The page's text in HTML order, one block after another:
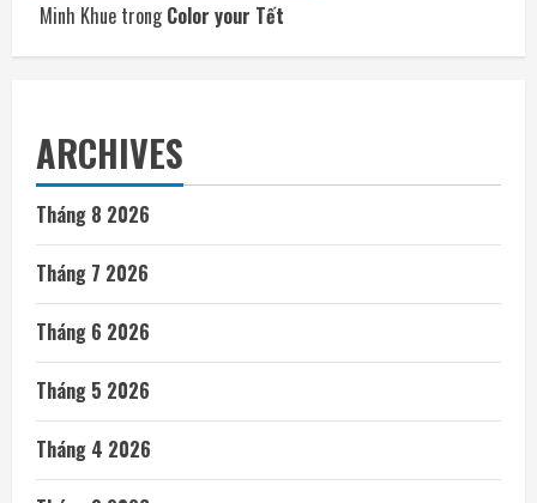
Minh Khue trongColor your Tết
ARCHIVES
Tháng 8 2026
Tháng 7 2026
Tháng 6 2026
Tháng 5 2026
Tháng 4 2026